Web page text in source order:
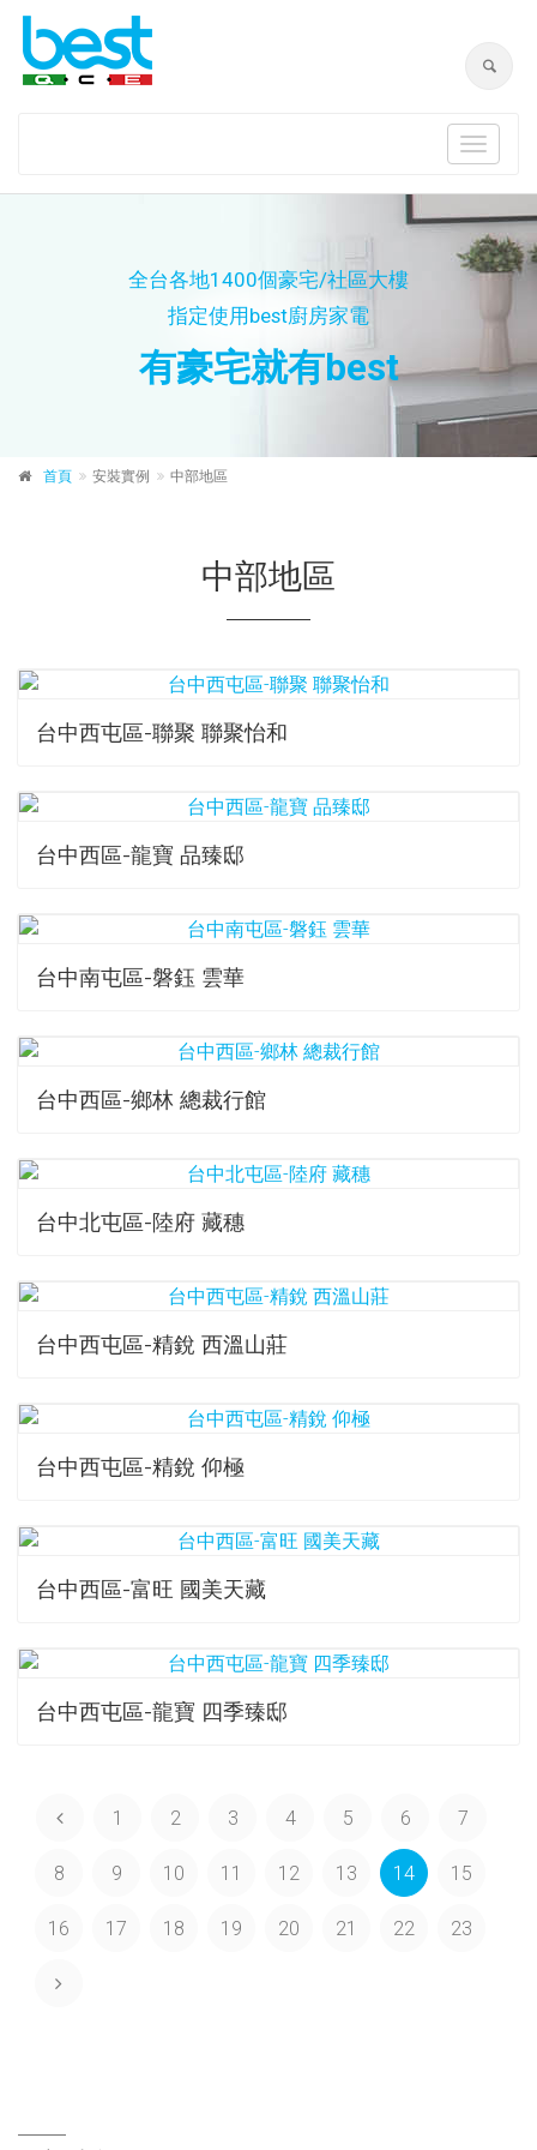
Toggle
全台各地1400個豪宅/社區大樓
指定使用best廚房家電
有豪宅就有best
首頁 安裝實例 中部地區
中部地區
台中西屯區-聯聚 聯聚怡和
台中西區-龍寶 品臻邸
台中南屯區-磐鈺 雲華
台中西區-鄉林 總裁行館
台中北屯區-陸府 藏穗
台中西屯區-精銳 西溫山莊
台中西屯區-精銳 仰極
台中西區-富旺 國美天藏
台中西屯區-龍寶 四季臻邸
1 2 3 4 5 6 7
8 9 10 11 12 13 14 15
16 17 18 19 20 21 22 23